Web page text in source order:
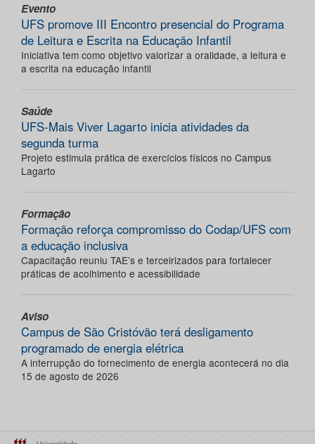
Evento
UFS promove III Encontro presencial do Programa
de Leitura e Escrita na Educação Infantil
Iniciativa tem como objetivo valorizar a oralidade, a leitura e
a escrita na educação infantil
Saúde
UFS-Mais Viver Lagarto inicia atividades da
segunda turma
Projeto estimula prática de exercícios físicos no Campus
Lagarto
Formação
Formação reforça compromisso do Codap/UFS com
a educação inclusiva
Capacitação reuniu TAE’s e terceirizados para fortalecer
práticas de acolhimento e acessibilidade
Aviso
Campus de São Cristóvão terá desligamento
programado de energia elétrica
A interrupção do fornecimento de energia acontecerá no dia
15 de agosto de 2026